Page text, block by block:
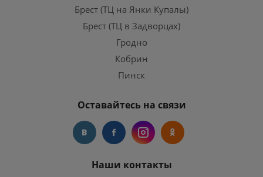
Брест (ТЦ на Янки Купалы)
Брест (ТЦ в Задворцах)
Гродно
Кобрин
Пинск
Оставайтесь на связи
Наши контакты